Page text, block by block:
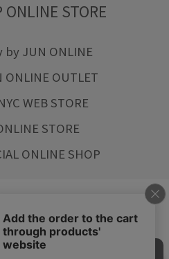
STORE
by JUN ONLINE
ONLINE OUTLET
WEB STORE
STORE
ONLINE SHOP
プライバシーポリシー
会社概要
リクルート ご利用ガイド